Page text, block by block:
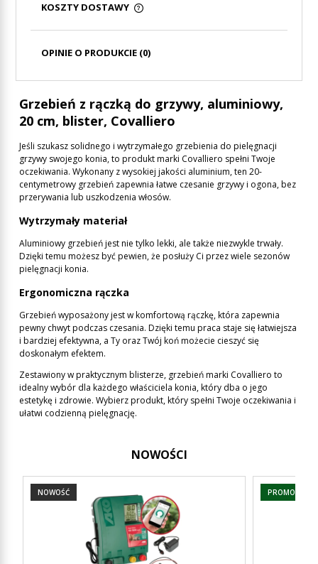
KOSZTY DOSTAWY
PŁATNOŚCI
OPINIE O PRODUKCIE (0)
Grzebień z rączką do grzywy, aluminiowy,
20 cm, blister, Covalliero
Jeśli szukasz solidnego i wytrzymałego grzebienia do pielęgnacji
grzywy swojego konia, to produkt marki Covalliero spełni Twoje
oczekiwania. Wykonany z wysokiej jakości aluminium, ten 20-
centymetrowy grzebień zapewnia łatwe czesanie grzywy i ogona, bez
przerywania lub uszkodzenia włosów.
Wytrzymały materiał
Aluminiowy grzebień jest nie tylko lekki, ale także niezwykle trwały.
Dzięki temu możesz być pewien, że posłuży Ci przez wiele sezonów
pielęgnacji konia.
Ergonomiczna rączka
Grzebień wyposażony jest w komfortową rączkę, która zapewnia
pewny chwyt podczas czesania. Dzięki temu praca staje się łatwiejsza
i bardziej efektywna, a Ty oraz Twój koń możecie cieszyć się
doskonałym efektem.
Zestawiony w praktycznym blisterze, grzebień marki Covalliero to
idealny wybór dla każdego właściciela konia, który dba o jego
estetykę i zdrowie. Wybierz produkt, który spełni Twoje oczekiwania i
ułatwi codzienną pielęgnację.
NOWOŚCI
NOWOŚĆ PROMOCJA